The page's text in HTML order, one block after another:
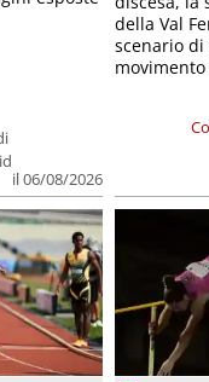
il 06/08/2026
della Val
scenario
movimento